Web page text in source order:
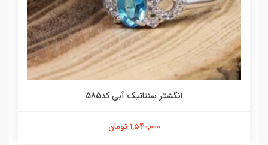
انگشتر سنتاتیک آبی کد585
1,540,000 تومان